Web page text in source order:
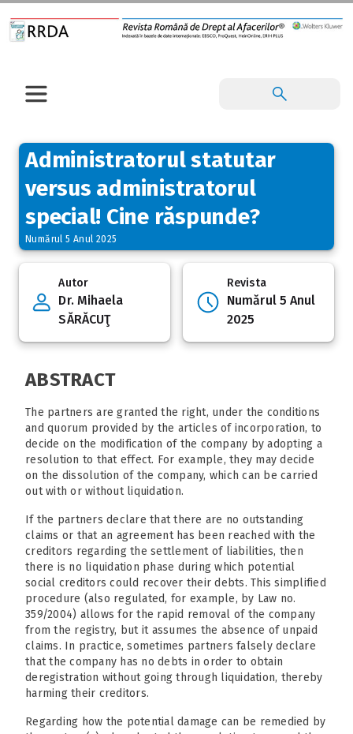
Administratorul statutar
versus administratorul
special! Cine răspunde?
Numărul 5 Anul 2025
Autor
Dr. Mihaela
SĂRĂCUŢ
Revista
Numărul 5 Anul
2025
ABSTRACT
The partners are granted the right, under the conditions
and quorum provided by the articles of incorporation, to
decide on the modification of the company by adopting a
resolution to that effect. For example, they may decide
on the dissolution of the company, which can be carried
out with or without liquidation.
If the partners declare that there are no outstanding
claims or that an agreement has been reached with the
creditors regarding the settlement of liabilities, then
there is no liquidation phase during which potential
social creditors could recover their debts. This simplified
procedure (also regulated, for example, by Law no.
359/2004) allows for the rapid removal of the company
from the registry, but it assumes the absence of unpaid
claims. In practice, sometimes partners falsely declare
that the company has no debts in order to obtain
deregistration without going through liquidation, thereby
harming their creditors.
Regarding how the potential damage can be remedied by